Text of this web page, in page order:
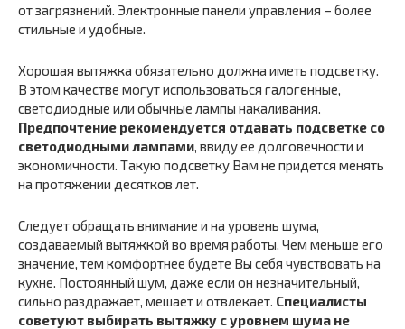
от загрязнений. Электронные панели управления – более
стильные и удобные.
Хорошая вытяжка обязательно должна иметь подсветку.
В этом качестве могут использоваться галогенные,
светодиодные или обычные лампы накаливания.
Предпочтение рекомендуется отдавать подсветке со
светодиодными лампами, ввиду ее долговечности и
экономичности. Такую подсветку Вам не придется менять
на протяжении десятков лет.
Следует обращать внимание и на уровень шума,
создаваемый вытяжкой во время работы. Чем меньше его
значение, тем комфортнее будете Вы себя чувствовать на
кухне. Постоянный шум, даже если он незначительный,
сильно раздражает, мешает и отвлекает. Специалисты
советуют выбирать вытяжку с уровнем шума не